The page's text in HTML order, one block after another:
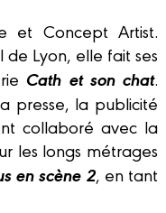
et Concept Artist.
de Lyon, elle fait ses
Cath et son chat.
presse, la publicité
collaboré avec la
les longs métrages
en scène 2, en tant